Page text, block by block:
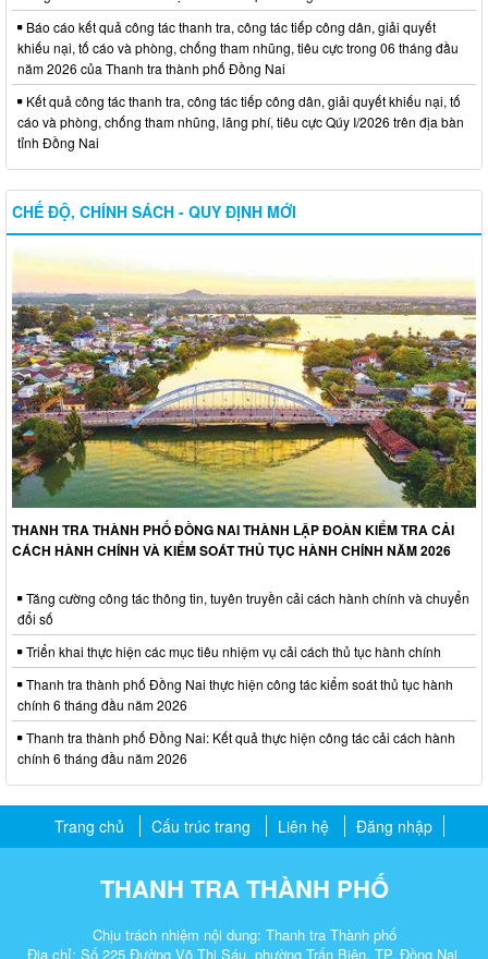
Báo cáo kết quả công tác thanh tra, công tác tiếp công dân, giải quyết
khiếu nại, tố cáo và phòng, chống tham nhũng, tiêu cực trong 06 tháng đầu
năm 2026 của Thanh tra thành phố Đồng Nai
Kết quả công tác thanh tra, công tác tiếp công dân, giải quyết khiếu nại, tố
cáo và phòng, chống tham nhũng, lãng phí, tiêu cực Qúy I/2026 trên địa bàn
tỉnh Đồng Nai
CHẾ ĐỘ, CHÍNH SÁCH - QUY ĐỊNH MỚI
THANH TRA THÀNH PHỐ ĐỒNG NAI THÀNH LẬP ĐOÀN KIỂM TRA CẢI
CÁCH HÀNH CHÍNH VÀ KIỂM SOÁT THỦ TỤC HÀNH CHÍNH NĂM 2026
Tăng cường công tác thông tin, tuyên truyền cải cách hành chính và chuyển
đổi số
Triển khai thực hiện các mục tiêu nhiệm vụ cải cách thủ tục hành chính
Thanh tra thành phố Đồng Nai thực hiện công tác kiểm soát thủ tục hành
chính 6 tháng đầu năm 2026
Thanh tra thành phố Đồng Nai: Kết quả thực hiện công tác cải cách hành
chính 6 tháng đầu năm 2026
Trang chủ Cấu trúc trang Liên hệ Đăng nhập
THANH TRA THÀNH PHỐ
Chịu trách nhiệm nội dung: Thanh tra Thành phố
Địa chỉ: Số 225 Đường Võ Thị Sáu, phường Trấn Biên, TP. Đồng Nai